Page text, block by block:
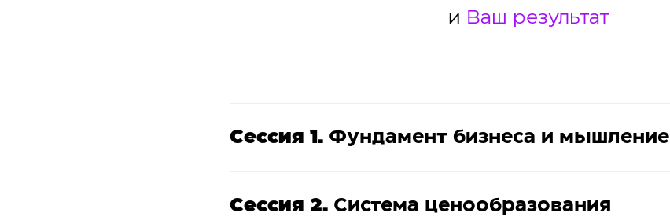
и Ваш результат
Сессия 1. Фундамент бизнеса и мышление
Сессия 2. Система ценообразования